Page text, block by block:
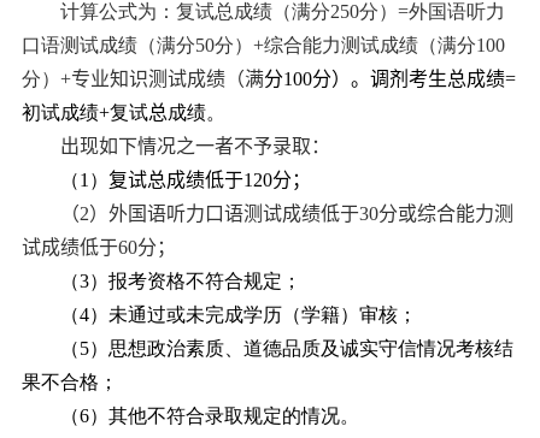
计算公式为：复试总成绩（满分250分） =外国语听力
口语测试成绩（满分50分） +综合能力测试成绩（满分100
分） +专业知识测试成绩（满分100分）。调剂考生总成绩=
初试成绩+复试总成绩。
出现如下情况之一者不予录取：
（1 ） 复试总成绩低于120分；
（2）外国语听力口语测试成绩低于30分或综合能力测
试成绩低于60分；
（3）报考资格不符合规定；
（4）未通过或未完成学历（学籍）审核；
（5）思想政治素质、道德品质及诚实守信情况考核结
果不合格；
（6）其他不符合录取规定的情况。